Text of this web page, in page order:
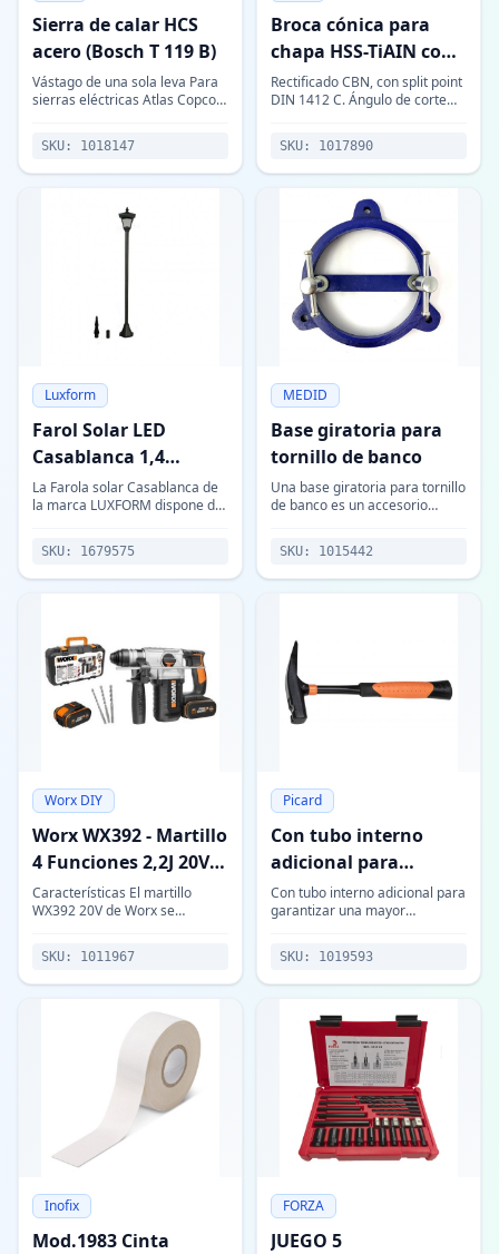
Sierra de calar HCS
acero (Bosch T 119 B)
Vástago de una sola leva Para
sierras eléctricas Atlas Copco,
Hawera, Holz-Her, Lenox,
Makita,
SKU: 1018147
Broca cónica para
chapa HSS-TiAIN con
canales en espiral
Rectificado CBN, con split point
DIN 1412 C. Ángulo de corte
diseño de los canales de s
SKU: 1017890
Luxform
Farol Solar LED
Casablanca 1,4
metros Luxform
La Farola solar Casablanca de
la marca LUXFORM dispone de
luz blanca cálida. Esta farola
permite a
SKU: 1679575
MEDID
Base giratoria para
tornillo de banco
Una base giratoria para tornillo
de banco es un accesorio
tornillo de banco, una
herramienta
SKU: 1015442
Worx DIY
Worx WX392 - Martillo
4 Funciones 2,2J 20V
4.0Ah (2 bat)
Características El martillo
WX392 20V de Worx se
taladrado con percusión
neumática, cincelado (para
SKU: 1011967
Picard
Con tubo interno
adicional para
garantizar una
mayor resistencia a la
Con tubo interno adicional para
garantizar una mayor
SKU: 1019593
Inofix
Mod.1983 Cinta
FORZA
JUEGO 5